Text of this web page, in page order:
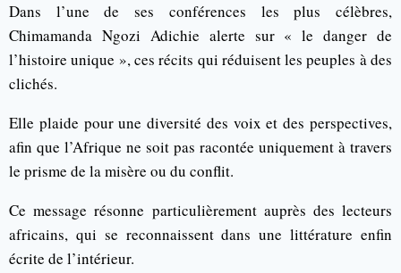
Dans l’une de ses conférences les plus célèbres,
Chimamanda Ngozi Adichie alerte sur « le danger de
l’histoire unique », ces récits qui réduisent les peuples à des
clichés.
Elle plaide pour une diversité des voix et des perspectives,
afin que l’Afrique ne soit pas racontée uniquement à travers
le prisme de la misère ou du conflit.
Ce message résonne particulièrement auprès des lecteurs
africains, qui se reconnaissent dans une littérature enfin
écrite de l’intérieur.